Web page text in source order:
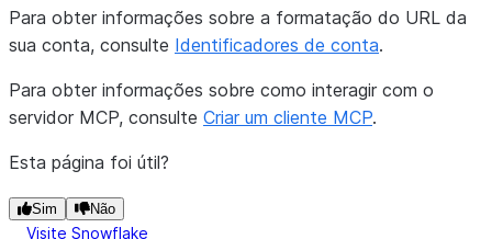
Para obter informações sobre a formatação do URL da
sua conta, consulte Identificadores de conta.
Para obter informações sobre como interagir com o
servidor MCP, consulte Criar um cliente MCP.
Esta página foi útil?
Sim Não
Visite Snowflake